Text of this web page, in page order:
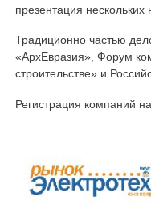
презентация нескольких
Традиционно частью
«АрхЕвразия», Форум
строительстве» и
Регистрация компаний